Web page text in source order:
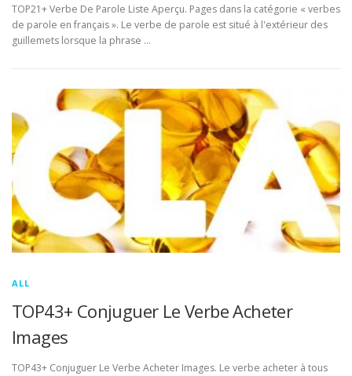
TOP21+ Verbe De Parole Liste Aperçu. Pages dans la catégorie « verbes
de parole en français ». Le verbe de parole est situé à l'extérieur des
guillemets lorsque la phrase …
ALL
TOP43+ Conjuguer Le Verbe Acheter
Images
TOP43+ Conjuguer Le Verbe Acheter Images. Le verbe acheter à tous